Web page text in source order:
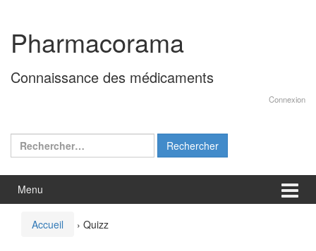
contenu
menu
principal
Pharmacorama
Connaissance des médicaments
Connexion
Rechercher :
Menu
Accueil › Quizz